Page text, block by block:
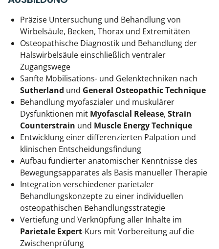
Präzise Untersuchung und Behandlung von
Wirbelsäule, Becken, Thorax und Extremitäten
Osteopathische Diagnostik und Behandlung der
Halswirbelsäule einschließlich ventraler
Zugangswege
Sanfte Mobilisations- und Gelenktechniken nach
Sutherland und General Osteopathic Technique
Behandlung myofaszialer und muskulärer
Dysfunktionen mit Myofascial Release, Strain
Counterstrain und Muscle Energy Technique
Entwicklung einer differenzierten Palpation und
klinischen Entscheidungsfindung
Aufbau fundierter anatomischer Kenntnisse des
Bewegungsapparates als Basis manueller Therapie
Integration verschiedener parietaler
Behandlungskonzepte zu einer individuellen
osteopathischen Behandlungsstrategie
Vertiefung und Verknüpfung aller Inhalte im
Parietale Expert-Kurs mit Vorbereitung auf die
Zwischenprüfung